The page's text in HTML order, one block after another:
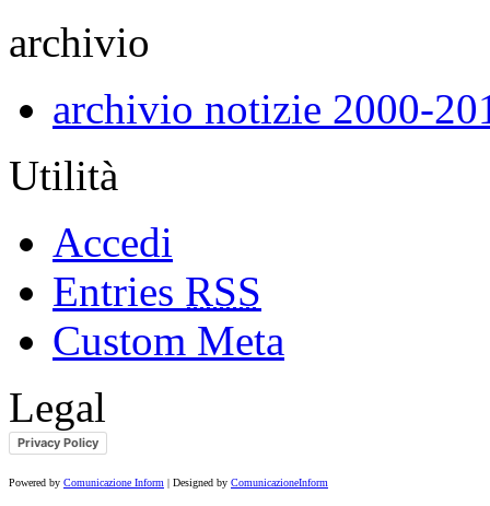
archivio
archivio notizie 2000-
Utilità
Accedi
Entries RSS
Custom Meta
Legal
Privacy Policy
Powered by Comunicazione Inform | Designed by ComunicazioneInform